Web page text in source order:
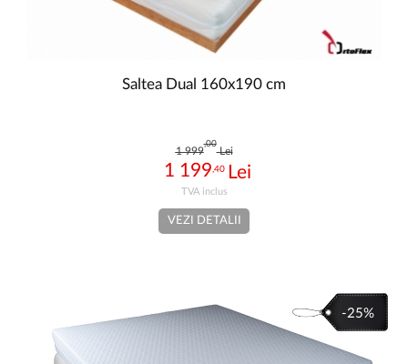
Saltea Dual 160x190 cm
1 999
,00
Lei
1 199,40
VEZI DETALII
-25%